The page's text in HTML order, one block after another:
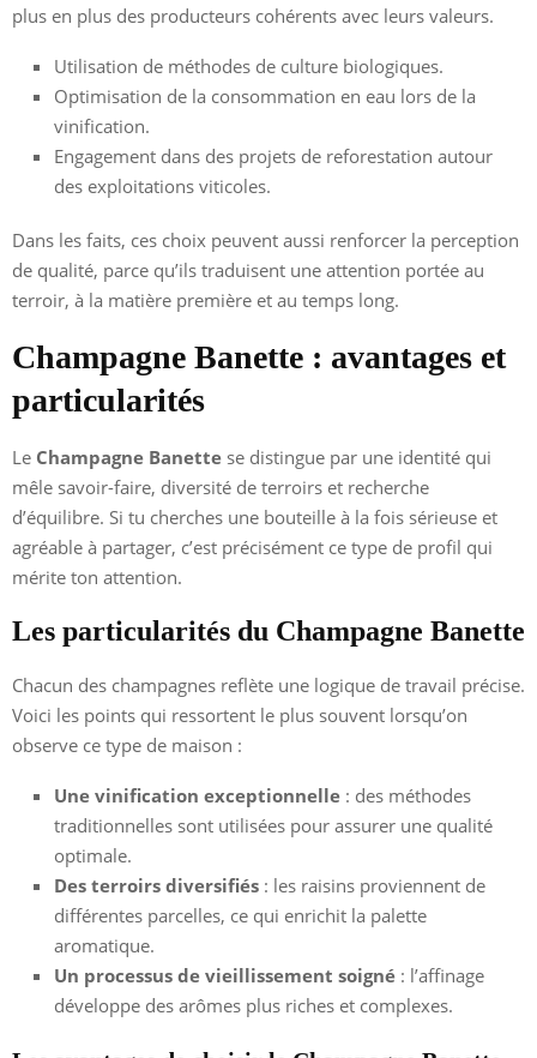
plus en plus des producteurs cohérents avec leurs valeurs.
Utilisation de méthodes de culture biologiques.
Optimisation de la consommation en eau lors de la
vinification.
Engagement dans des projets de reforestation autour
des exploitations viticoles.
Dans les faits, ces choix peuvent aussi renforcer la perception
de qualité, parce qu’ils traduisent une attention portée au
terroir, à la matière première et au temps long.
Champagne Banette : avantages et
particularités
Le Champagne Banette se distingue par une identité qui
mêle savoir-faire, diversité de terroirs et recherche
d’équilibre. Si tu cherches une bouteille à la fois sérieuse et
agréable à partager, c’est précisément ce type de profil qui
mérite ton attention.
Les particularités du Champagne Banette
Chacun des champagnes reflète une logique de travail précise.
Voici les points qui ressortent le plus souvent lorsqu’on
observe ce type de maison :
Une vinification exceptionnelle : des méthodes
traditionnelles sont utilisées pour assurer une qualité
optimale.
Des terroirs diversifiés : les raisins proviennent de
différentes parcelles, ce qui enrichit la palette
aromatique.
Un processus de vieillissement soigné : l’affinage
développe des arômes plus riches et complexes.